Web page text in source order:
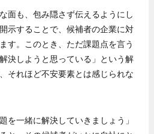
面も、包み隠さず伝えるようにし
示することで、候補者の企業に対
す。このとき、ただ課題点を言う
決しようと思っている」という解
それほど不安要素とは感じられな
を一緒に解決していきましょう」